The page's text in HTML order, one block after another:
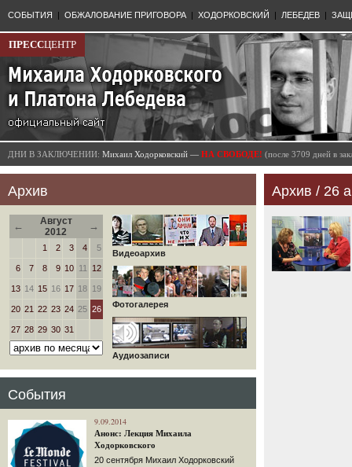
СОБЫТИЯ | ОБЖАЛОВАНИЕ ПРИГОВОРА | ХОДОРКОВСКИЙ | ЛЕБЕДЕВ |
ПРЕССЦЕНТР
ДНИ В ЗАКЛЮЧЕНИИ: Михаил Ходорковский — НА СВОБОДЕ! (после 3709 дней в
Архив
←
Август
2012
→
1 2 3 4 5
6 7 8 9 10 11 12
13 14 15 16 17 18 19
20 21 22 23 24 25 26
27 28 29 30 31
Видеоархив
Фотогалерея
Аудиозаписи
События
9.09.2014
Анонс: Лекция Михаила
Ходорковского
20 сентября Михаил Ходорковский
Архив / 26